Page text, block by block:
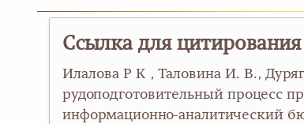
Ссылка для цитирования
Илалова Р К , Таловина И. В.,
рудоподготовительный процесс
информационно-аналитический